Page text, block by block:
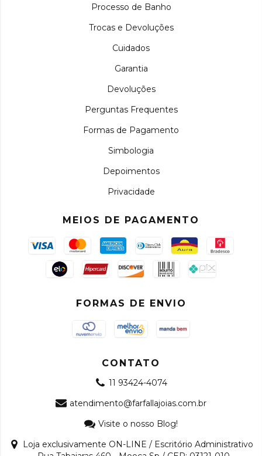
Processo de Banho
Trocas e Devoluções
Cuidados
Garantia
Devoluções
Perguntas Frequentes
Formas de Pagamento
Simbologia
Depoimentos
Privacidade
MEIOS DE PAGAMENTO
FORMAS DE ENVIO
CONTATO
11 93424-4074
atendimento@farfallajoias.com.br
Visite o nosso Blog!
Loja exclusivamente ON-LINE / Escritório Administrativo